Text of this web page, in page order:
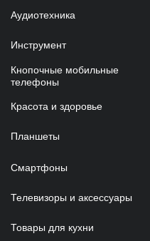
Аудиотехника
Инструмент
Кнопочные мобильные
телефоны
Красота и здоровье
Планшеты
Смартфоны
Телевизоры и аксессуары
Товары для кухни